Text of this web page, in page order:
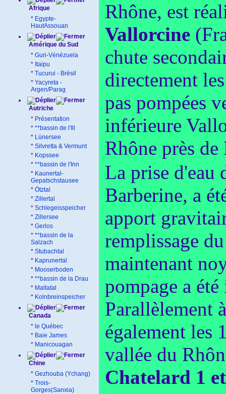
Afrique
* Egypte-
HautAssouan
Amérique du Sud
* Guri-Vénézuela
* Itaipu
* Tucurui - Brésil
* Yacyreta -
Argen/Parag
Autriche
* Présentation
* **bassin de l'Ill
* Lünersee
* Silvretta & Vermunt
* Kopssee
* **bassin de l'Inn
* Kaunertal-
Gepatschstausee
* Ötztal
* Zillertal
* Schlegeisspeicher
* Zillersee
* Gerlos
* **bassin de la
Salzach
* Stubachtal
* Kaprunertal
* Mooserboden
* **bassin de la Drau
* Maltatal
* Kolnbreinspeicher
Canada
* le Québec
* Baie James
* Manicouagan
Chine
* Gezhouba (Ychang)
* Trois-
Gorges(Sanxia)
Rhône, est
Vallorcine
chute
directement
pas pompées
inférieure
Rhône près
La prise d'eau
Barberine, a
apport
remplissage
maintenant
pompage a
Parallèlement
également les
vallée du
Chatelard 1